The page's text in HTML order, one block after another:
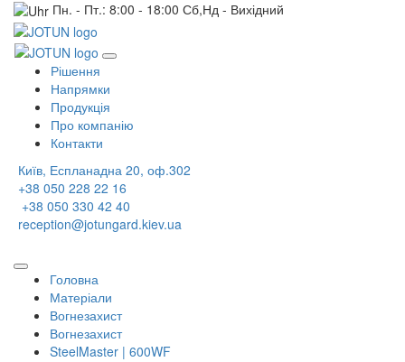
Пн. - Пт.: 8:00 - 18:00 Сб,Нд - Вихідний
Рішення
Напрямки
Продукція
Про компанію
Контакти
Київ, Еспланадна 20, оф.302
+38 050 228 22 16
+38 050 330 42 40
reception@jotungard.kiev.ua
Головна
Матеріали
Вогнезахист
Вогнезахист
SteelMaster | 600WF